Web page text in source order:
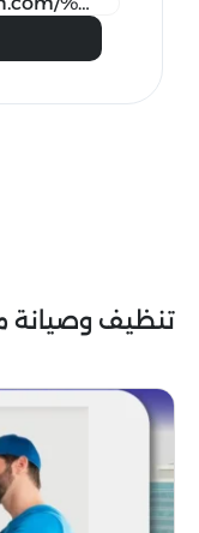
تنظيف وصيانة